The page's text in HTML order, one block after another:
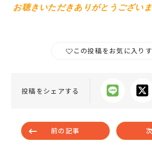
お聴きいただきありがとうござい
この投稿をお気に入り
投稿をシェアする
前の記事